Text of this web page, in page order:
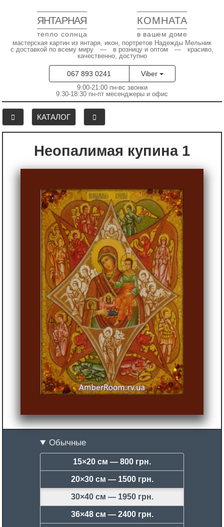
ЯНТАРНАЯ КОМНАТА
тепло солнца в вашем доме
мастерская картин из янтаря, икон, портретов Надежды Мельник
с доставкой по всему миру — в розницу и оптом — красиво,
качественно, доступно
067 893 0241 Viber
9:00-21:00 пн-вс звонки
9:30-18:30 пн-пт месенджеры и офис
КАТАЛОГ
Неопалимая купина 1
Обычные
15×20 см — 800 грн.
20×30 см — 1500 грн.
30×40 см — 1950 грн.
36×48 см — 2400 грн.